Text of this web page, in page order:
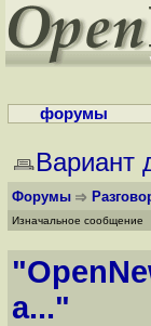
форумы
Вариант
Форумы
Изначальное сообщение
а..."